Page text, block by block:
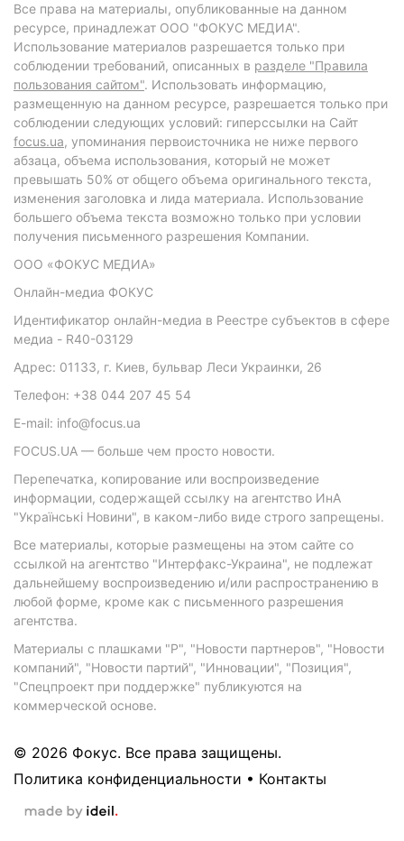
Все права на материалы, опубликованные на данном
ресурсе, принадлежат ООО "ФОКУС МЕДИА".
Использование материалов разрешается только при
соблюдении требований, описанных в разделе "Правила
пользования сайтом". Использовать информацию,
размещенную на данном ресурсе, разрешается только при
соблюдении следующих условий: гиперссылки на Сайт
focus.ua, упоминания первоисточника не ниже первого
абзаца, объема использования, который не может
превышать 50% от общего объема оригинального текста,
изменения заголовка и лида материала. Использование
большего объема текста возможно только при условии
получения письменного разрешения Компании.
ООО «ФОКУС МЕДИА»
Онлайн-медиа ФОКУС
Идентификатор онлайн-медиа в Реестре субъектов в сфере
медиа - R40-03129
Адрес: 01133, г. Киев, бульвар Леси Украинки, 26
Телефон: +38 044 207 45 54
E-mail: info@focus.ua
FOCUS.UA — больше чем просто новости.
Перепечатка, копирование или воспроизведение
информации, содержащей ссылку на агентство ИнА
"Українські Новини", в каком-либо виде строго запрещены.
Все материалы, которые размещены на этом сайте со
ссылкой на агентство "Интерфакс-Украина", не подлежат
дальнейшему воспроизведению и/или распространению в
любой форме, кроме как с письменного разрешения
агентства.
Материалы с плашками "Р", "Новости партнеров", "Новости
компаний", "Новости партий", "Инновации", "Позиция",
"Спецпроект при поддержке" публикуются на
коммерческой основе.
© 2026 Фокус. Все права защищены.
Политика конфиденциальности • Контакты